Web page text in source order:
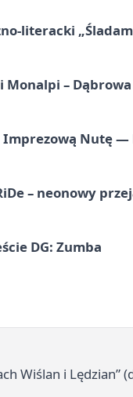
literacki
Monalpi –
Imprezową Nutę —
– neonowy
DG: Zumba
Wiślan i Lędzian”